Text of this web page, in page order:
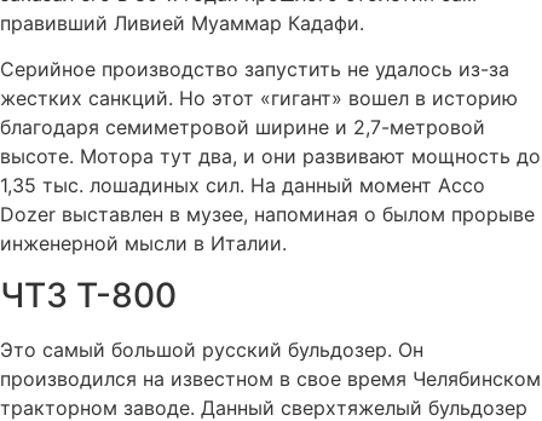
правивший Ливией Муаммар Кадафи.
Серийное производство запустить не удалось из-за
жестких санкций. Но этот «гигант» вошел в историю
благодаря семиметровой ширине и 2,7-метровой
высоте. Мотора тут два, и они развивают мощность до
1,35 тыс. лошадиных сил. На данный момент Acco
Dozer выставлен в музее, напоминая о былом прорыве
инженерной мысли в Италии.
ЧТЗ Т-800
Это самый большой русский бульдозер. Он
производился на известном в свое время Челябинском
тракторном заводе. Данный сверхтяжелый бульдозер